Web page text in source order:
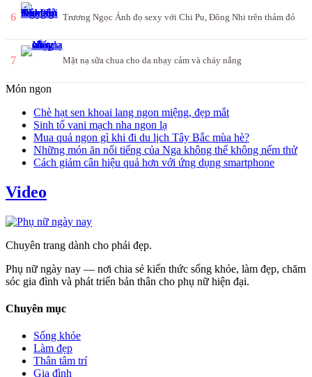
6 Trương Ngọc Ánh đọ sexy với Chi Pu, Đông Nhi trên thảm đỏ
7 Mặt nạ sữa chua cho da nhạy cảm và cháy nắng
Món ngon
Chè hạt sen khoai lang ngon miệng, đẹp mắt
Sinh tố vani mạch nha ngon lạ
Mua quả ngon gì khi đi du lịch Tây Bắc mùa hè?
Những món ăn nổi tiếng của Nga không thể không nếm thử
Cách giảm cân hiệu quả hơn với ứng dụng smartphone
Video
Chuyên trang dành cho phái đẹp.
Phụ nữ ngày nay — nơi chia sẻ kiến thức sống khỏe, làm đẹp, chăm
sóc gia đình và phát triển bản thân cho phụ nữ hiện đại.
Chuyên mục
Sống khỏe
Làm đẹp
Thân tâm trí
Gia đình